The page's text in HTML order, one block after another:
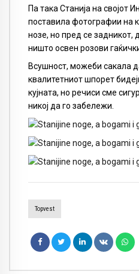
Па така Станија на својот
поставила фотографии на
нозе, но пред се задникот,
ништо освен розови
Всушност, можеби сакала
квалитетниот шпорет
кујната, но речиси сме
никој да го забележи.
Topvest